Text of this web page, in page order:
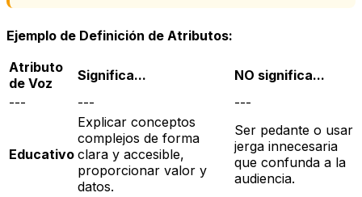
Ejemplo de Definición de Atributos:
Atributo
de Voz
Significa...
NO significa...
---
--- ---
Educativo
Explicar conceptos
complejos de forma
clara y accesible,
proporcionar valor y
datos.
Ser pedante o usar
jerga innecesaria
que confunda a la
audiencia.